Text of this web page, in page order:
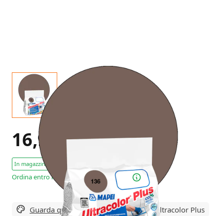
16,95 €
In magazzino : 19 Pezzi
Ordina entro le 16:00 – spedizione oggi!
Guarda qui tutte le variantidi Mapei Ultracolor Plus